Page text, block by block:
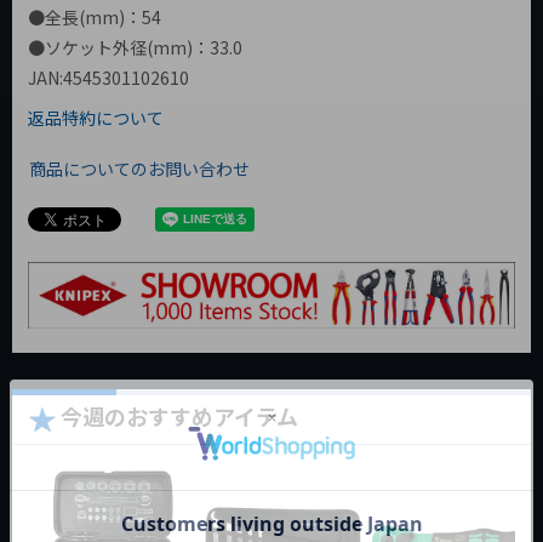
●全長(mm)：54
●ソケット外径(mm)：33.0
JAN:4545301102610
返品特約について
商品についてのお問い合わせ
今週のおすすめアイテム